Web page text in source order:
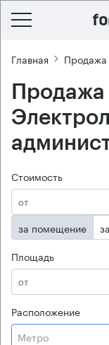
Главная
Продажа
Стоимость
за помещение
Площадь
Расположение
Метро